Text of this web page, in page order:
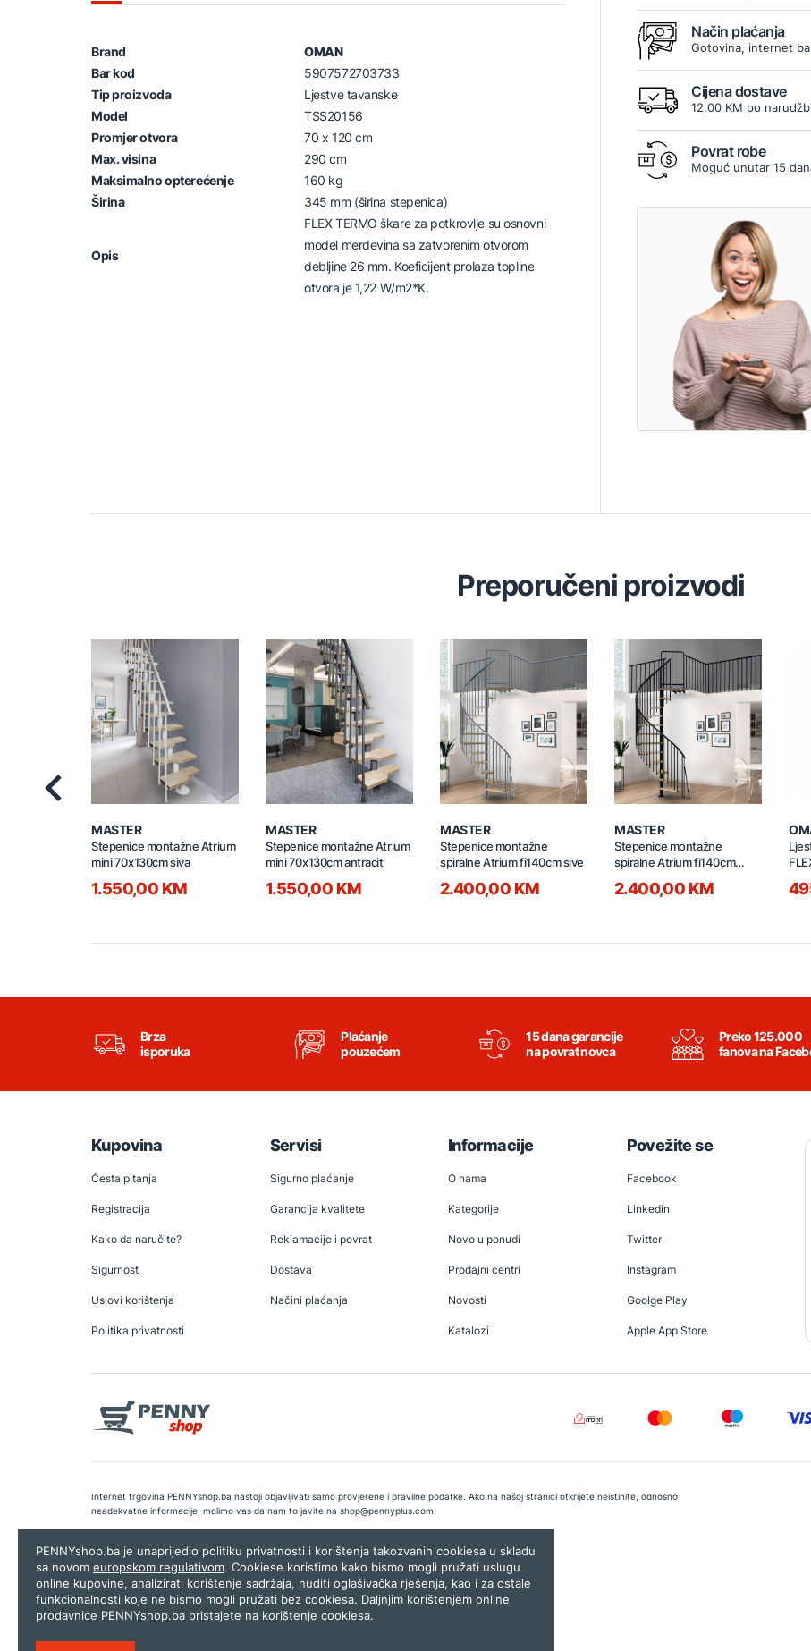
Brand
OMAN
Bar kod
5907572703733
Tip proizvoda
Ljestve tavanske
Model
TSS20156
Promjer otvora
70 x 120 cm
Max. visina
290 cm
Maksimalno opterećenje
160 kg
Širina
345 mm (širina stepenica)
Opis
FLEX TERMO škare za potkrovlje su osnovni
model merdevina sa zatvorenim otvorom
debljine 26 mm. Koeficijent prolaza topline
otvora je 1,22 W/m2*K.
Način plaćanja
Gotovina, internet
Cijena dostave
12,00 KM po
Povrat robe
Moguć unutar 15
Preporučeni proizvodi
MASTER
Stepenice montažne Atrium
mini 70x130cm siva
1.550,00 KM
MASTER
Stepenice montažne Atrium
mini 70x130cm antracit
1.550,00 KM
MASTER
Stepenice montažne
spiralne Atrium fi140cm sive
2.400,00 KM
MASTER
Stepenice montažne
spiralne Atrium fi140cm
antracit
2.400,00 KM
Brza
isporuka
Plaćanje
pouzećem
15 dana garancije
na povrat novca
Preko 125.000
fanova na
Kupovina
Česta pitanja
Registracija
Kako da naručite?
Sigurnost
Uslovi korištenja
Politika privatnosti
Servisi
Sigurno plaćanje
Garancija kvalitete
Reklamacije i povrat
Dostava
Načini plaćanja
Informacije
O nama
Kategorije
Novo u ponudi
Prodajni centri
Novosti
Katalozi
Povežite se
Facebook
Linkedin
Twitter
Instagram
Goolge Play
Apple App Store
Internet trgovina PENNYshop.ba nastoji objavljivati samo provjerene i pravilne podatke. Ako na našoj stranici otkrijete neistinite, odnosno
neadekvatne informacije, molimo vas da nam to javite na shop@pennyplus.com.
Copyright © 2026.Penny plus d.o.o. Sarajevo.Dizajn i programiranje:Lampa.ba
PENNYshop.ba je unaprijedio politiku privatnosti i korištenja takozvanih cookiesa u skladu
sa novom europskom regulativom. Cookiese koristimo kako bismo mogli pružati uslugu
online kupovine, analizirati korištenje sadržaja, nuditi oglašivačka rješenja, kao i za ostale
funkcionalnosti koje ne bismo mogli pružati bez cookiesa. Daljnjim korištenjem online
prodavnice PENNYshop.ba pristajete na korištenje cookiesa.